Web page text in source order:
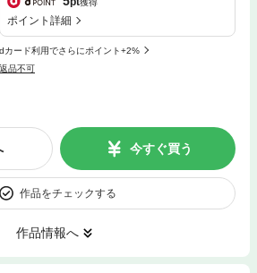
獲得
ポイント詳細
dカード利用でさらにポイント+2%
返品不可
今すぐ買う
作品をチェックする
作品情報へ